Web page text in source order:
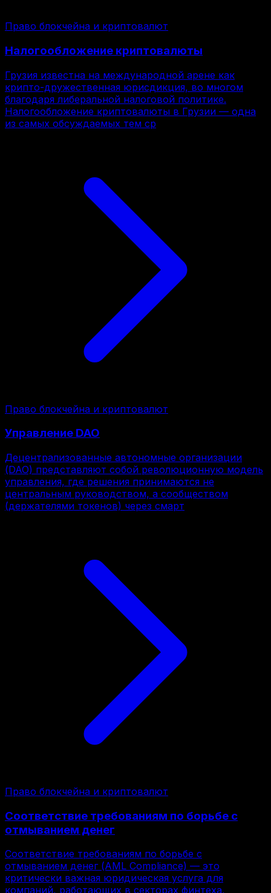
Право блокчейна и криптовалют
Налогообложение криптовалюты
Грузия известна на международной арене как
крипто-дружественная юрисдикция, во многом
благодаря либеральной налоговой политике.
Налогообложение криптовалюты в Грузии — одна
из самых обсуждаемых тем ср
Право блокчейна и криптовалют
Управление DAO
Децентрализованные автономные организации
(DAO) представляют собой революционную модель
управления, где решения принимаются не
центральным руководством, а сообществом
(держателями токенов) через смарт
Право блокчейна и криптовалют
Соответствие требованиям по борьбе с
отмыванием денег
Соответствие требованиям по борьбе с
отмыванием денег (AML Compliance) — это
критически важная юридическая услуга для
компаний, работающих в секторах финтеха,